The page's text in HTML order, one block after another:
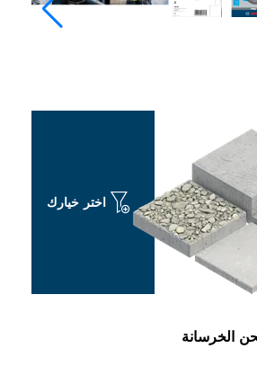
الخرسانة
اختر خيارك